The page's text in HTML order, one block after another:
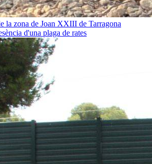
la zona de Joan XXIII de Tarragona
d'una plaga de rates